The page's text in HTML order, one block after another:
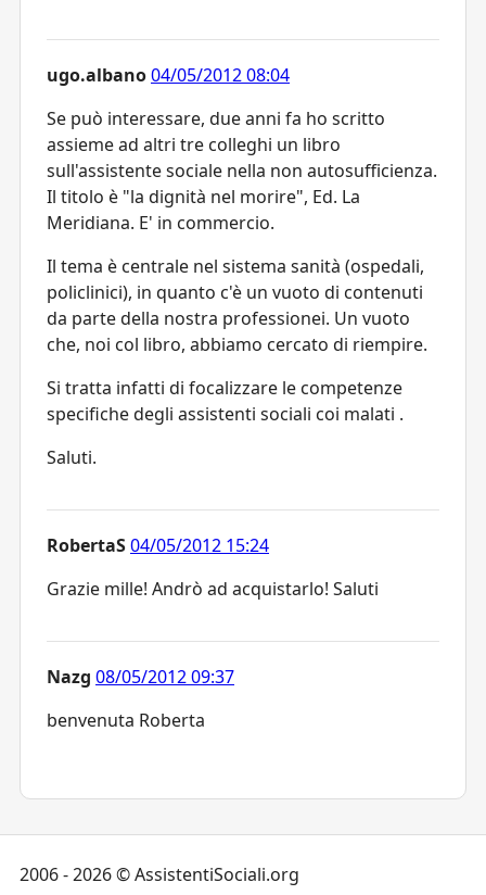
ugo.albano04/05/2012 08:04
Se può interessare, due anni fa ho scritto
assieme ad altri tre colleghi un libro
sull'assistente sociale nella non autosufficienza.
Il titolo è "la dignità nel morire", Ed. La
Meridiana. E' in commercio.
Il tema è centrale nel sistema sanità (ospedali,
policlinici), in quanto c'è un vuoto di contenuti
da parte della nostra professionei. Un vuoto
che, noi col libro, abbiamo cercato di riempire.
Si tratta infatti di focalizzare le competenze
specifiche degli assistenti sociali coi malati .
Saluti.
RobertaS04/05/2012 15:24
Grazie mille! Andrò ad acquistarlo! Saluti
Nazg 08/05/2012 09:37
benvenuta Roberta
2006 - 2026 © AssistentiSociali.org